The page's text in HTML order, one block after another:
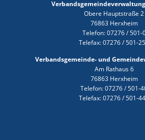
Obere Hauptstraße 2
76863 Herxheim
Telefon: 07276 / 501-
Telefax: 07276 / 501-
Verbandsgemeinde- und
Am Rathaus 6
76863 Herxheim
Telefon: 07276 / 501-
Telefax: 07276 / 501-